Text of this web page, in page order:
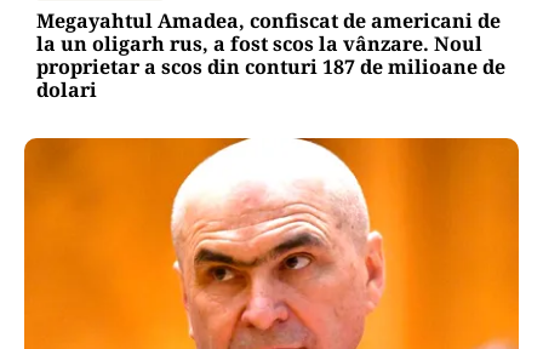
Megayahtul Amadea, confiscat de americani de
la un oligarh rus, a fost scos la vânzare. Noul
proprietar a scos din conturi 187 de milioane de
dolari